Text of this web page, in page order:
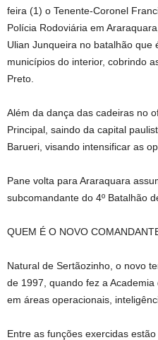
feira (1) o Tenente-Coronel
Polícia Rodoviária em
Ulian Junqueira no batalhão
municípios do interior, cobrindo
Preto.
Além da dança das cadeiras no
Principal, saindo da capital
Barueri, visando intensificar as
Pane volta para Araraquara
subcomandante do 4º Batalhão
QUEM É O NOVO
Natural de Sertãozinho, o novo
de 1997, quando fez a
em áreas operacionais,
Entre as funções exercidas